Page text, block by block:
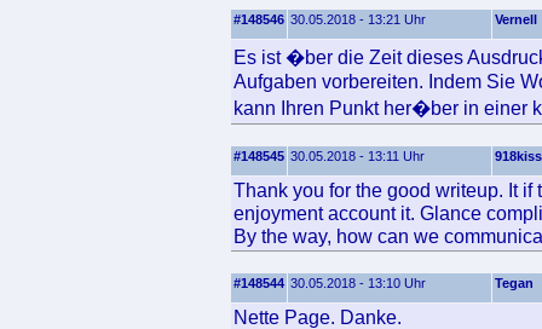
#148546 30.05.2018 - 13:21 Uhr Vernell
Es ist �ber die Zeit dieses
Aufgaben vorbereiten. Indem Sie
kann Ihren Punkt her�ber in einer
#148545 30.05.2018 - 13:11 Uhr
Thank you for the good writeup. It if
enjoyment account it. Glance
By the way, how can we
#148544 30.05.2018 - 13:10 Uhr Tegan
Nette Page. Danke.